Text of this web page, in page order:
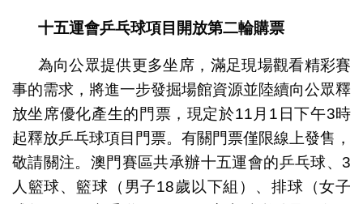
十五運會乒乓球項目開放第二輪購票
為向公眾提供更多坐席，滿足現場觀看精彩賽
事的需求，將進一步發掘場館資源並陸續向公眾釋
放坐席優化產生的門票，現定於11月1日下午3時
起釋放乒乓球項目門票。有關門票僅限線上發售，
敬請關注。澳門賽區共承辦十五運會的乒乓球、3
人籃球、籃球（男子18歲以下組）、排球（女子